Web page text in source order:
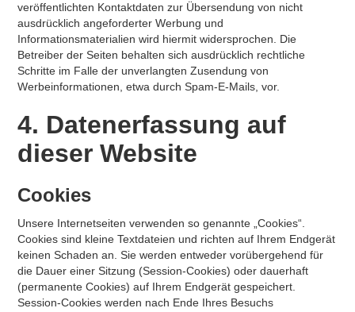
veröffentlichten Kontaktdaten zur Übersendung von nicht
ausdrücklich angeforderter Werbung und
Informationsmaterialien wird hiermit widersprochen. Die
Betreiber der Seiten behalten sich ausdrücklich rechtliche
Schritte im Falle der unverlangten Zusendung von
Werbeinformationen, etwa durch Spam-E-Mails, vor.
4. Datenerfassung auf
dieser Website
Cookies
Unsere Internetseiten verwenden so genannte „Cookies“.
Cookies sind kleine Textdateien und richten auf Ihrem Endgerät
keinen Schaden an. Sie werden entweder vorübergehend für
die Dauer einer Sitzung (Session-Cookies) oder dauerhaft
(permanente Cookies) auf Ihrem Endgerät gespeichert.
Session-Cookies werden nach Ende Ihres Besuchs